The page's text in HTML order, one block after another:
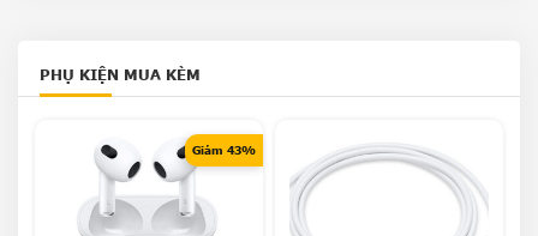
PHỤ KIỆN MUA KÈM
Giảm 43%